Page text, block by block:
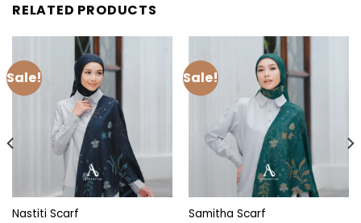
RELATED PRODUCTS
Sale!
Nastiti Scarf
Sale!
Samitha Scarf